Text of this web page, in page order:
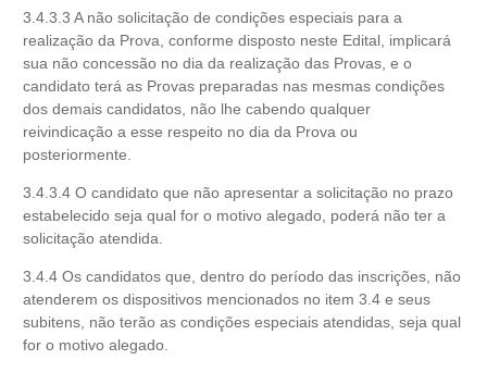
3.4.3.3 A não solicitação de condições especiais para a
realização da Prova, conforme disposto neste Edital, implicará
sua não concessão no dia da realização das Provas, e o
candidato terá as Provas preparadas nas mesmas condições
dos demais candidatos, não lhe cabendo qualquer
reivindicação a esse respeito no dia da Prova ou
posteriormente.
3.4.3.4 O candidato que não apresentar a solicitação no prazo
estabelecido seja qual for o motivo alegado, poderá não ter a
solicitação atendida.
3.4.4 Os candidatos que, dentro do período das inscrições, não
atenderem os dispositivos mencionados no item 3.4 e seus
subitens, não terão as condições especiais atendidas, seja qual
for o motivo alegado.